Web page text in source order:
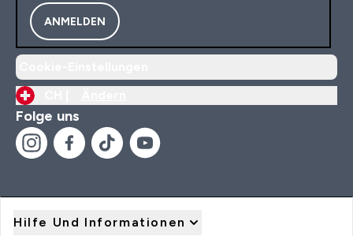
ANMELDEN
Folge uns
Hilfe Und Informationen